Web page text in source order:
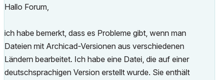
Hallo Forum,
ich habe bemerkt, dass es Probleme gibt, wenn man
Dateien mit Archicad-Versionen aus verschiedenen
Ländern bearbeitet. Ich habe eine Datei, die auf einer
deutschsprachigen Version erstellt wurde. Sie enthält